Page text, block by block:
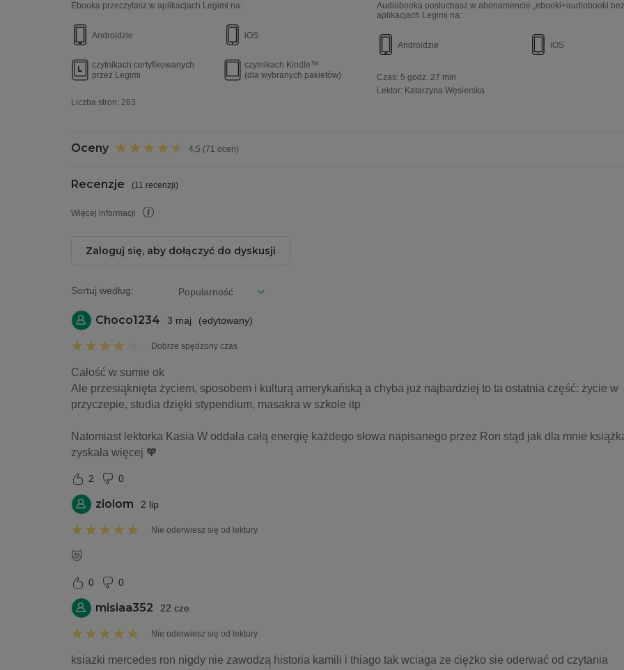
Ebooka przeczytasz w aplikacjach Legimi na:
Androidzie iOS
czytnikach certyfikowanych
przez Legimi
czytnikach Kindle™
(dla wybranych pakietów)
Liczba stron: 263
Audiobooka posłuchasz w abonamencie „ebooki+audiobooki
aplikacjach Legimi na:
Androidzie iOS
Czas: 5 godz. 27 min
Lektor: Katarzyna Węsierska
Oceny 4,5 (71 ocen)
Recenzje (11 recenzji)
Więcej informacji
Zaloguj się, aby dołączyć do dyskusji
Sortuj według:
Choco1234 3 maj (edytowany)
Dobrze spędzony czas
Całość w sumie ok
Ale przesiąknięta życiem, sposobem i kulturą amerykańską a chyba już najbardziej to ta ostatnia część: życie w
przyczepie, studia dzięki stypendium, masakra w szkole itp
Natomiast lektorka Kasia W oddała całą energię każdego słowa napisanego przez Ron stąd jak dla mnie
zyskała więcej 🧡
2 0
ziolom 2 lip
Nie oderwiesz się od lektury
😻
0 0
misiaa352 22 cze
Nie oderwiesz się od lektury
ksiazki mercedes ron nigdy nie zawodzą historia kamili i thiago tak wciaga ze ciężko sie oderwać od czytania